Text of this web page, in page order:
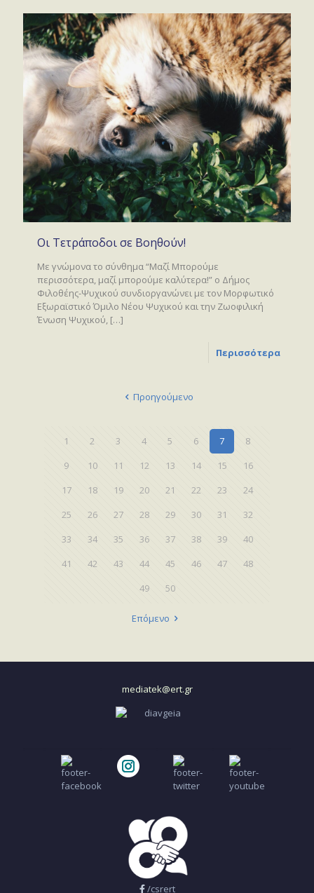
Οι Τετράποδοι σε Βοηθούν!
Με γνώμονα το σύνθημα “Μαζί Μπορούμε
περισσότερα, μαζί μπορούμε καλύτερα!” ο Δήμος
Φιλοθέης-Ψυχικού συνδιοργανώνει με τον Μορφωτικό
Εξωραϊστικό Όμιλο Νέου Ψυχικού και την Ζωοφιλική
Ένωση Ψυχικού, […]
Περισσότερα
Προηγούμενο
1 2 3 4 5 6 7
8
9
10 11 12 13 14 15
16
17
18 19 20 21 22 23
24
25
26 27 28 29 30 31
32
33
34 35 36 37 38 39
40
41
42 43 44 45 46 47
48
49
50
Επόμενο
mediatek@ert.gr
/csrert